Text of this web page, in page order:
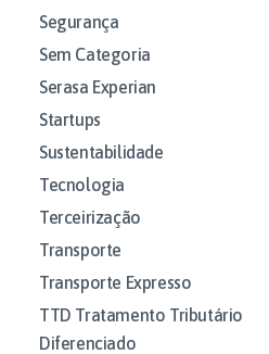
Segurança
Sem Categoria
Serasa Experian
Startups
Sustentabilidade
Tecnologia
Terceirização
Transporte
Transporte Expresso
TTD Tratamento Tributário
Diferenciado